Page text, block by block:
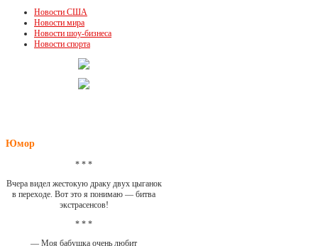
Новости США
Новости мира
Новости шоу-бизнеса
Новости спорта
Юмор
* * *
Вчера видел жестокую драку двух цыганок
в переходе. Вот это я понимаю — битва
экстрасенсов!
* * *
— Моя бабушка очень любит